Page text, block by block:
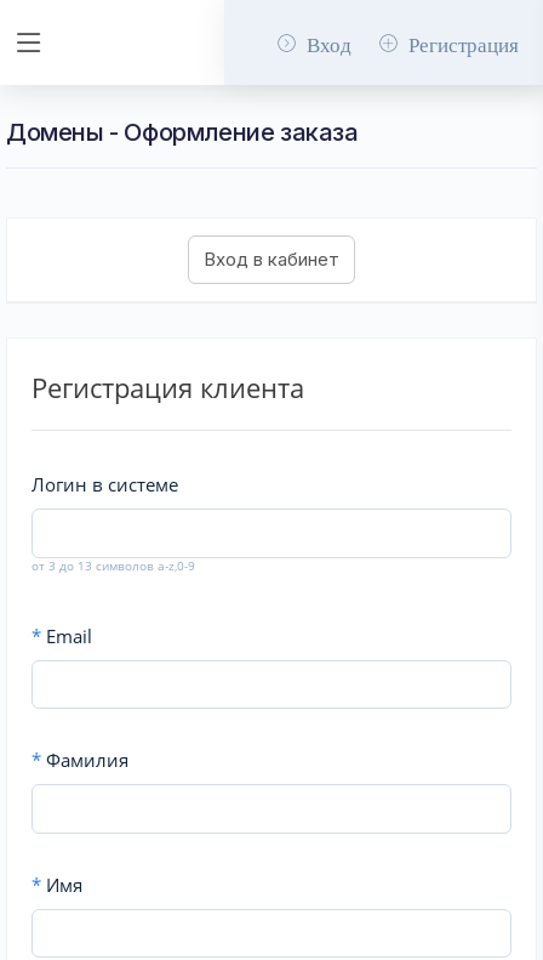
Вход Регистрация
Домены - Оформление заказа
Регистрация клиента
Логин в системе
от 3 до 13 символов a-z,0-9
* Email
* Фамилия
* Имя